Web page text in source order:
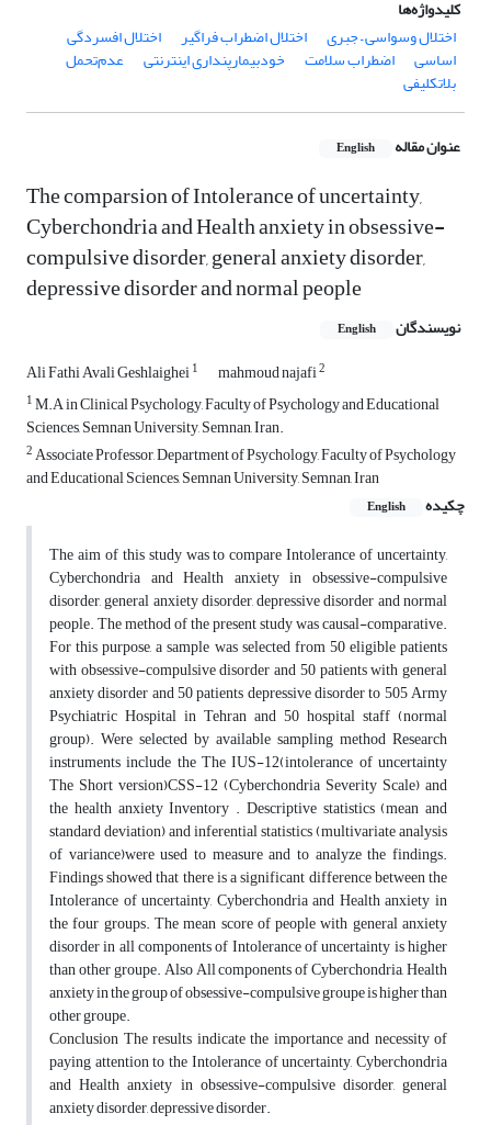
کلیدواژه‌ها
اختلال وسواسی – جبری
اختلال اضطراب فراگیر اختلال افسردگی
اساسی اضطراب سلامت خودبیمارپنداری اینترنتی عدم‌تحمل
بلاتکلیفی
عنوان مقاله English
The comparsion of Intolerance of uncertainty,
Cyberchondria and Health anxiety in obsessive-
compulsive disorder, general anxiety disorder,
depressive disorder and normal people
نویسندگان English
Ali Fathi Avali Geshlaighei1 mahmoud najafi2
1M.A in Clinical Psychology, Faculty of Psychology and Educational
Sciences, Semnan University, Semnan, Iran.
2Associate Professor, Department of Psychology, Faculty of Psychology
and Educational Sciences, Semnan University, Semnan, Iran
چکیده
English
The aim of this study was to compare Intolerance of uncertainty,
Cyberchondria and Health anxiety in obsessive-compulsive
disorder, general anxiety disorder, depressive disorder and normal
people. The method of the present study was causal-comparative.
For this purpose, a sample was selected from 50 eligible patients
with obsessive-compulsive disorder and 50 patients with general
anxiety disorder and 50 patients depressive disorder to 505 Army
Psychiatric Hospital in Tehran and 50 hospital staff (normal
group). Were selected by available sampling method Research
instruments include the The IUS-12(intolerance of uncertainty
The Short version)CSS-12 (Cyberchondria Severity Scale) and
the health anxiety Inventory . Descriptive statistics (mean and
standard deviation) and inferential statistics (multivariate analysis
of variance)were used to measure and to analyze the findings.
Findings showed that there is a significant difference between the
Intolerance of uncertainty, Cyberchondria and Health anxiety in
the four groups. The mean score of people with general anxiety
disorder in all components of Intolerance of uncertainty is higher
than other groupe. Also All components of Cyberchondria, Health
anxiety in the group of obsessive-compulsive groupe is higher than
other groupe.
Conclusion The results indicate the importance and necessity of
paying attention to the Intolerance of uncertainty, Cyberchondria
and Health anxiety in obsessive-compulsive disorder, general
anxiety disorder, depressive disorder.